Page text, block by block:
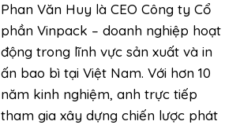
Phan Văn Huy là CEO Công ty Cổ
phần Vinpack – doanh nghiệp hoạt
động trong lĩnh vực sản xuất và in
ấn bao bì tại Việt Nam. Với hơn 10
năm kinh nghiệm, anh trực tiếp
tham gia xây dựng chiến lược phát